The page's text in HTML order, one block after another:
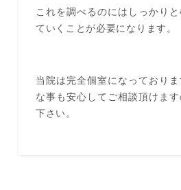
これを調べるのにはしっかり
ていくことが必要になります。
当院は完全個室になっており
な事も安心してご相談頂けま
下さい。